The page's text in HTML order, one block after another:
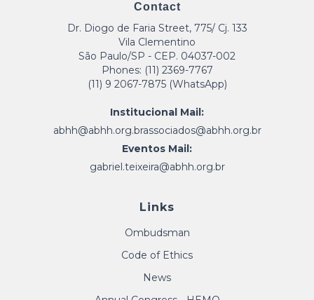
Contact
Dr. Diogo de Faria Street, 775/ Cj. 133
Vila Clementino
São Paulo/SP - CEP. 04037-002
Phones: (11) 2369-7767
(11) 9 2067-7875 (WhatsApp)
Institucional Mail:
abhh@abhh.org.brassociados@abhh.org.br
Eventos Mail:
gabriel.teixeira@abhh.org.br
Links
Ombudsman
Code of Ethics
News